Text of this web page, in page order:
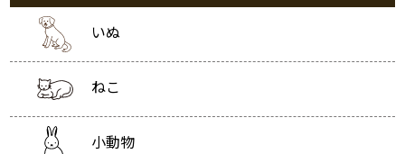
いぬ
ねこ
小動物